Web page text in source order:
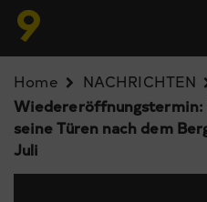
Home NACHRICHTEN
Wiedereröffnungstermin:
seine Türen nach dem
Juli